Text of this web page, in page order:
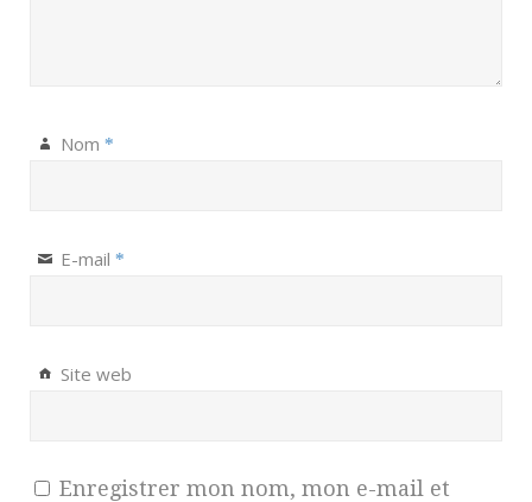
Nom *
E-mail *
Site web
Enregistrer mon nom, mon e-mail et